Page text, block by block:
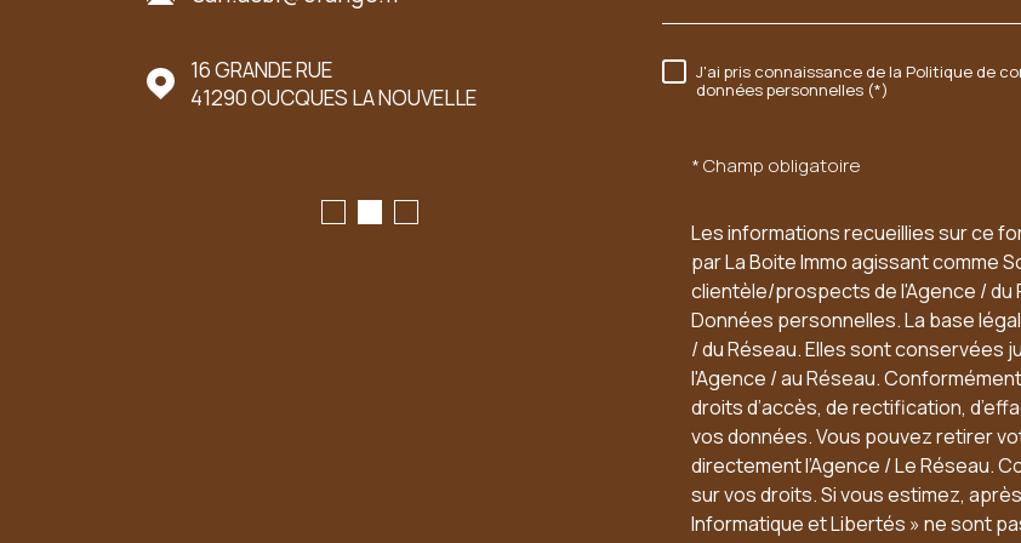
16 GRANDE RUE
41290 OUCQUES LA NOUVELLE
37 FAUBOURG CHARTRAIN
VENDOME
J'ai pris connaissance de la Politique de
données personnelles (*)
* Champ obligatoire
Les informations recueillies sur ce
par La Boite Immo agissant comme
clientèle/prospects de l'Agence / du
Données personnelles. La base
/ du Réseau. Elles sont conservées
l'Agence / au Réseau.
droits d’accès, de rectification,
vos données. Vous pouvez retirer
directement l’Agence / Le Réseau.
sur vos droits. Si vous estimez,
Informatique et Libertés » ne sont